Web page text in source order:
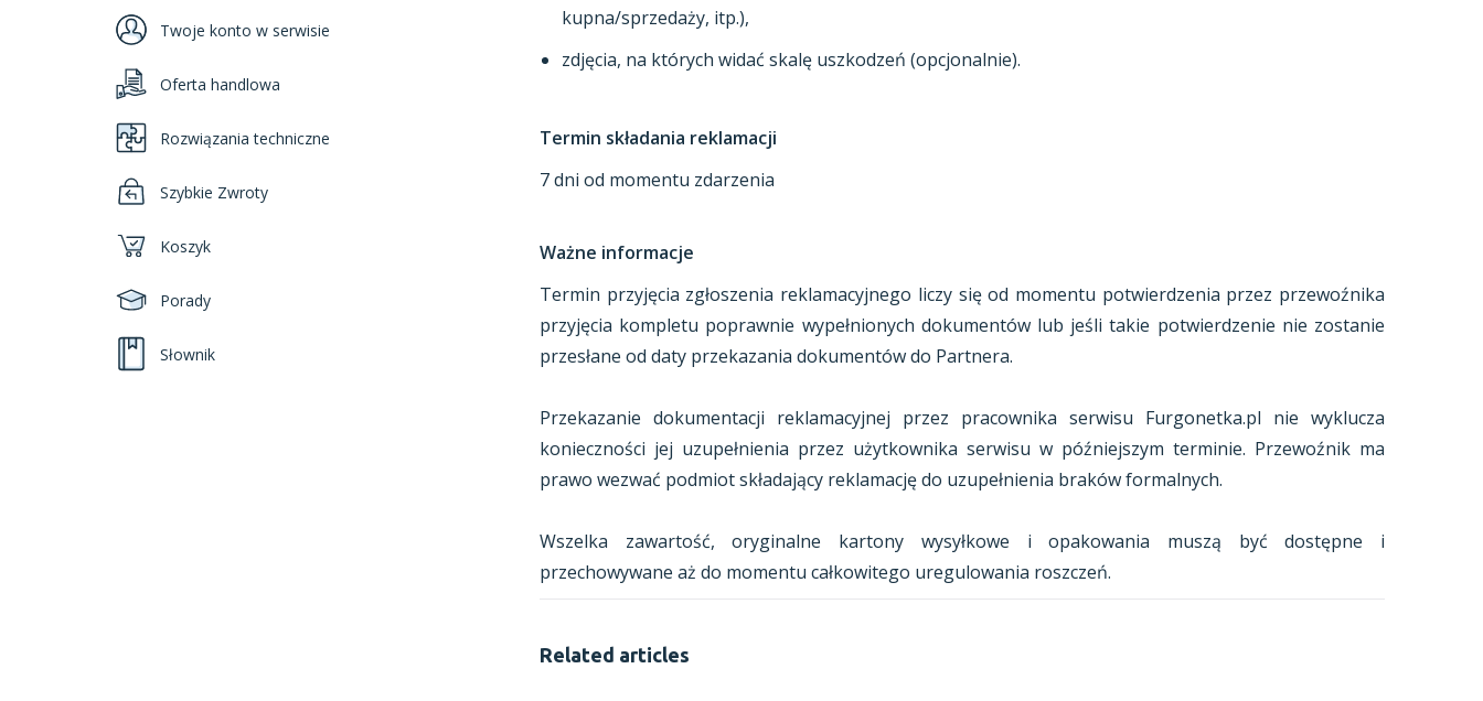
Twoje konto w serwisie
Oferta handlowa
Rozwiązania techniczne
Szybkie Zwroty
Koszyk
Porady
Słownik
kupna/sprzedaży, itp.),
zdjęcia, na których widać skalę uszkodzeń (opcjonalnie).
Termin składania reklamacji
7 dni od momentu zdarzenia
Ważne informacje
Termin przyjęcia zgłoszenia reklamacyjnego liczy się od momentu potwierdzenia przez przewoźnika
przyjęcia kompletu poprawnie wypełnionych dokumentów lub jeśli takie potwierdzenie nie zostanie
przesłane od daty przekazania dokumentów do Partnera.
Przekazanie dokumentacji reklamacyjnej przez pracownika serwisu Furgonetka.pl nie wyklucza
konieczności jej uzupełnienia przez użytkownika serwisu w późniejszym terminie. Przewoźnik ma
prawo wezwać podmiot składający reklamację do uzupełnienia braków formalnych.
Wszelka zawartość, oryginalne kartony wysyłkowe i opakowania muszą być dostępne i
przechowywane aż do momentu całkowitego uregulowania roszczeń.
Related articles